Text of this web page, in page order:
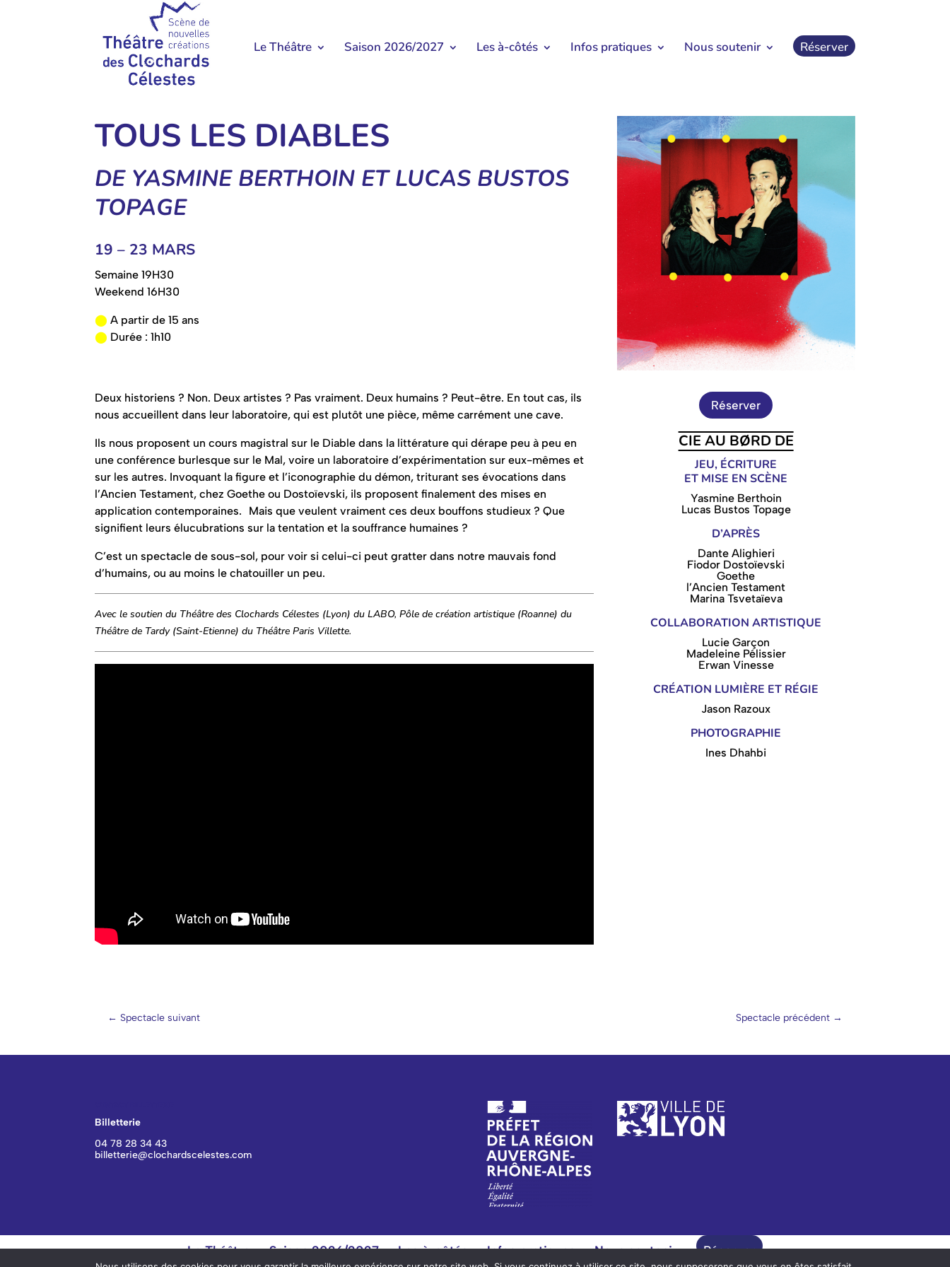
Le Théâtre Saison 2026/2027 Les à-côtés Infos pratiques Nous soutenir Réserver
TOUS LES DIABLES
DE YASMINE BERTHOIN ET LUCAS BUSTOS
TOPAGE
19 – 23 MARS
Semaine 19H30
Weekend 16H30
⬤ A partir de 15 ans
⬤ Durée : 1h10
Deux historiens ? Non. Deux artistes ? Pas vraiment. Deux humains ? Peut-être. En tout cas, ils
nous accueillent dans leur laboratoire, qui est plutôt une pièce, même carrément une cave.
Ils nous proposent un cours magistral sur le Diable dans la littérature qui dérape peu à peu en
une conférence burlesque sur le Mal, voire un laboratoire d’expérimentation sur eux-mêmes et
sur les autres. Invoquant la figure et l’iconographie du démon, triturant ses évocations dans
l’Ancien Testament, chez Goethe ou Dostoïevski, ils proposent finalement des mises en
application contemporaines. Mais que veulent vraiment ces deux bouffons studieux ? Que
signifient leurs élucubrations sur la tentation et la souffrance humaines ?
C’est un spectacle de sous-sol, pour voir si celui-ci peut gratter dans notre mauvais fond
d’humains, ou au moins le chatouiller un peu.
Avec le soutien du Théâtre des Clochards Célestes (Lyon) du LABO, Pôle de création artistique (Roanne) du
Théâtre de Tardy (Saint-Etienne) du Théâtre Paris Villette.
Réserver
CIE AU BØRD DE
JEU, ÉCRITURE
ET MISE EN SCÈNE
Yasmine Berthoin
Lucas Bustos Topage
D’APRÈS
Dante Alighieri
Fiodor Dostoïevski
Goethe
l’Ancien Testament
Marina Tsvetaïeva
COLLABORATION ARTISTIQUE
Lucie Garçon
Madeleine Pélissier
Erwan Vinesse
CRÉATION LUMIÈRE ET RÉGIE
Jason Razoux
PHOTOGRAPHIE
Ines Dhahbi
← Spectacle suivant Spectacle précédent →
Billetterie
04 78 28 34 43
billetterie@clochardscelestes.com
Le Théâtre Saison 2026/2027 Les à-côtés Infos pratiques Nous soutenir Réserver